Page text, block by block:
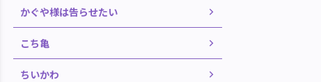
かぐや様は告らせたい
こち亀
ちいかわ